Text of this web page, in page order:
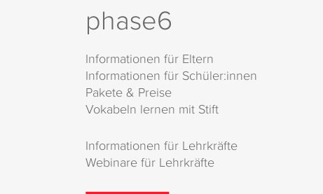
phase6
Informationen für Eltern
Informationen für Schüler:innen
Pakete & Preise
Vokabeln lernen mit Stift
Informationen für Lehrkräfte
Webinare für Lehrkräfte